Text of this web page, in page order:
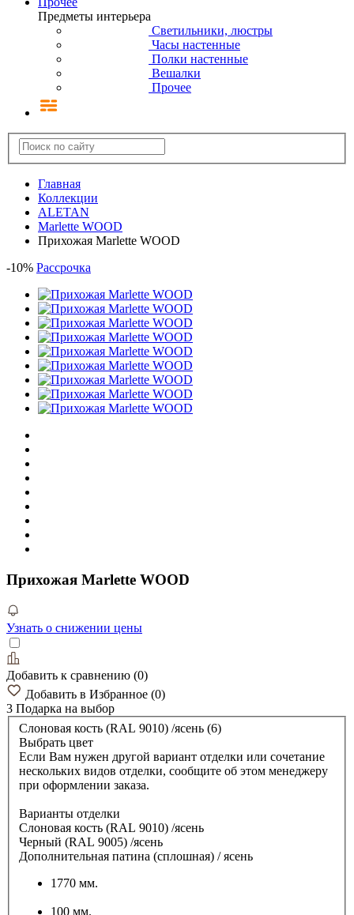
Предметы интерьера
Светильники, люстры
Часы настенные
Полки настенные
Вешалки
Прочее
Главная
Коллекции
ALETAN
Marlette WOOD
Прихожая Marlette WOOD
-10% Рассрочка
Прихожая Marlette WOOD
Узнать о снижении цены
Добавить к сравнению (0)
Добавить в Избранное (0)
3 Подарка на выбор
Слоновая кость (RAL 9010) /ясень (6)
Выбрать цвет
Если Вам нужен другой вариант отделки или сочетание
нескольких видов отделки, сообщите об этом менеджеру
при оформлении заказа.
Варианты отделки
Слоновая кость (RAL 9010) /ясень
Черный (RAL 9005) /ясень
Дополнительная патина (сплошная) / ясень
1770 мм.
100 мм.